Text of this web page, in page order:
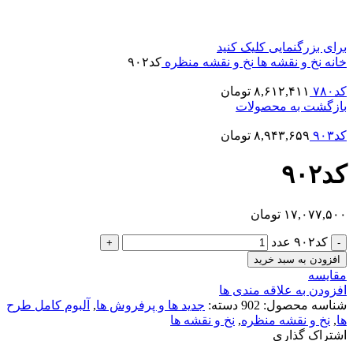
برای بزرگنمایی کلیک کنید
خانه نخ و نقشه ها نخ و نقشه منظره کد۹۰۲
کد۷۸۰ ۸,۶۱۲,۴۱۱ تومان
بازگشت به محصولات
کد۹۰۳ ۸,۹۴۳,۶۵۹ تومان
کد۹۰۲
۱۷,۰۷۷,۵۰۰ تومان
کد۹۰۲ عدد
افزودن به سبد خرید
مقایسه
افزودن به علاقه مندی ها
شناسه محصول: 902 دسته: جدید ها و پرفروش ها, آلبوم کامل طرح
ها, نخ و نقشه منظره, نخ و نقشه ها
اشتراک گذاری